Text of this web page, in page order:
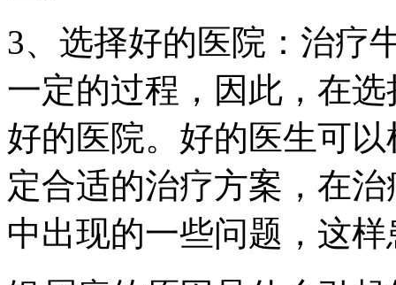
3、选择好的医院：治疗
一定的过程，因此，在
好的医院。好的医生可
定合适的治疗方案，在
中出现的一些问题，这